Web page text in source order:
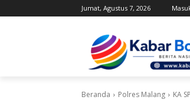
Jumat, Agustus 7, 2026
Beranda Polres Malang KA